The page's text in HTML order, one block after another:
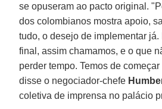
se opuseram ao pacto original.
dos colombianos mostra apoio,
tudo, o desejo de implementar já.
final, assim chamamos, e o que
perder tempo. Temos de
disse o negociador-chefe
coletiva de imprensa no palácio